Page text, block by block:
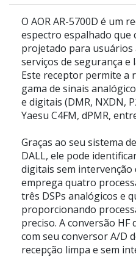
O AOR AR-5700D é um
espectro espalhado que
projetado para usuários
serviços de segurança
Este receptor permite a
gama de sinais
e digitais (DMR, NXDN,
Yaesu C4FM, dPMR,
Graças ao seu sistema
DALL, ele pode
digitais sem intervenção
emprega quatro
três DSPs analógicos e
proporcionando
preciso. A conversão
com seu conversor A/D
recepção limpa e sem